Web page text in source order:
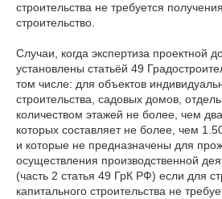
строительства не требуется
строительство.
Случаи, когда экспертиза проектной
установлены статьёй 49
том числе: для объектов
строительства, садовых домов,
количеством этажей не более, чем
которых составляет не более, чем
и которые не предназначены для
осуществления производственной
(часть 2 статья 49 ГрК РФ) если для
капитального строительства не